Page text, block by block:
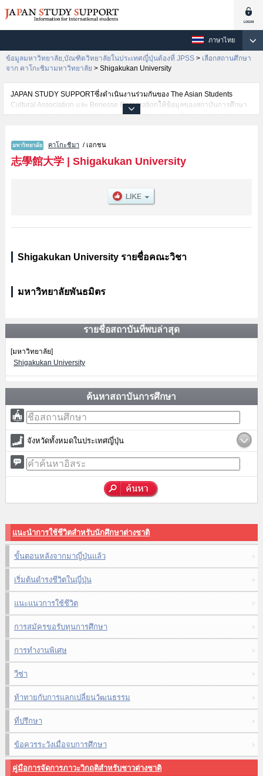
ภาษาไทย
ข้อมูลมหาวิทยาลัย,บัณฑิตวิทยาลัยในประเทศญี่ปุ่นต้องที่ JPSS > เลือกสถานศึกษา
จาก คาโกะชิมามหาวิทยาลัย > Shigakukan University
JAPAN STUDY SUPPORTซึ่งดำเนินงานร่วมกันของ The Asian Students
Cultural Association และ Benesse Corporationให้ข้อมูลของสถาบันการศึกษา
ระดับมหาวิทยาลัย・บัณฑิตวิทยาลัย・วิทยาลัยระดับอนุปริญญา・วิทยาลัย
ต่างชาติเช่นข้อมูลของแต่ละคณะ,ข้อมูลการสอบคัดเลือกเข้าศึกษาเช่นจำนวนคน
ที่รับสมัครหรือจำนวนคนที่ผ่านการสอบคัดเลือกเป็นต้น,แนะนำสถานที่,การเดิน
ทางเป็นต้นไว้ด้วยดังนั้นขอเชิญใช้บริการค้นหาข้อมูลตามอัธยาศัย
คาโกะชิมา / เอกชน
志學館大学| Shigakukan University
Shigakukan University รายชื่อคณะวิชา
มหาวิทยาลัยพันธมิตร
รายชื่อสถาบันที่พบล่าสุด
[มหาวิทยาลัย]
Shigakukan University
ค้นหาสถาบันการศึกษา
จังหวัดทั้งหมดในประเทศญี่ปุ่น
แนะนำการใช้ชีวิตสำหรับนักศึกษาต่างชาติ
ขั้นตอนหลังจากมาญี่ปุ่นแล้ว
เริ่มต้นดำรงชีวิตในญี่ปุ่น
แนะแนวการใช้ชีวิต
การสมัครขอรับทุนการศึกษา
การทำงานพิเศษ
วีซ่า
ท้าทายกับการแลกเปลี่ยนวัฒนธรรม
ที่ปรึกษา
ข้อควรระวังเมื่อจบการศึกษา
คู่มือการจัดการภาวะวิกฤติสำหรับชาวต่างชาติ